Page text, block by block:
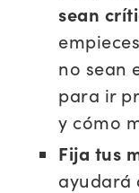
sean
no sean
para ir
y cómo
Fija tus
ayudará